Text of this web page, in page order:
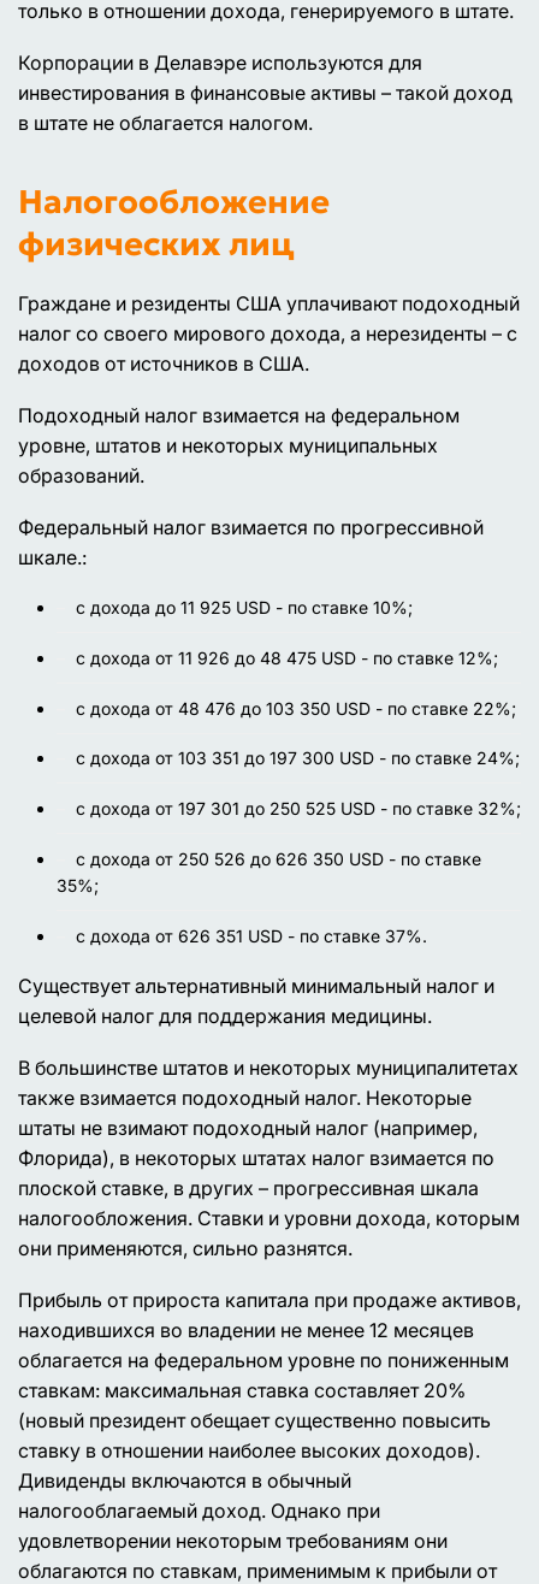
только в отношении дохода, генерируемого в штате.
Корпорации в Делавэре используются для
инвестирования в финансовые активы – такой доход
в штате не облагается налогом.
Налогообложение
физических лиц
Граждане и резиденты США уплачивают подоходный
налог со своего мирового дохода, а нерезиденты – с
доходов от источников в США.
Подоходный налог взимается на федеральном
уровне, штатов и некоторых муниципальных
образований.
Федеральный налог взимается по прогрессивной
шкале.:
c дохода до 11 925 USD - по ставке 10%;
с дохода от 11 926 до 48 475 USD - по ставке 12%;
с дохода от 48 476 до 103 350 USD - по ставке 22%;
с дохода от 103 351 до 197 300 USD - по ставке 24%;
с дохода от 197 301 до 250 525 USD - по ставке 32%;
с дохода от 250 526 до 626 350 USD - по ставке
35%;
с дохода от 626 351 USD - по ставке 37%.
Существует альтернативный минимальный налог и
целевой налог для поддержания медицины.
В большинстве штатов и некоторых муниципалитетах
также взимается подоходный налог. Некоторые
штаты не взимают подоходный налог (например,
Флорида), в некоторых штатах налог взимается по
плоской ставке, в других – прогрессивная шкала
налогообложения. Ставки и уровни дохода, которым
они применяются, сильно разнятся.
Прибыль от прироста капитала при продаже активов,
находившихся во владении не менее 12 месяцев
облагается на федеральном уровне по пониженным
ставкам: максимальная ставка составляет 20%
(новый президент обещает существенно повысить
ставку в отношении наиболее высоких доходов).
Дивиденды включаются в обычный
налогооблагаемый доход. Однако при
удовлетворении некоторым требованиям они
облагаются по ставкам, применимым к прибыли от